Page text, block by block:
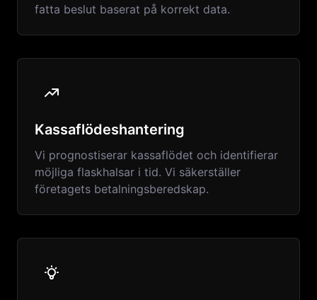
fatta beslut baserat på korrekt data.
Kassaflödeshantering
Vi prognostiserar kassaflödet och identifierar
möjliga flaskhalsar i tid. Vi säkerställer
företagets betalningsberedskap.